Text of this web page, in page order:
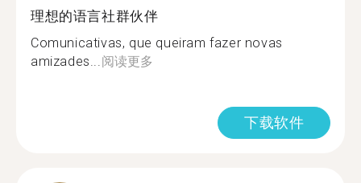
理想的语言社群伙伴
Comunicativas, que queiram fazer novas
amizades...阅读更多
下载软件